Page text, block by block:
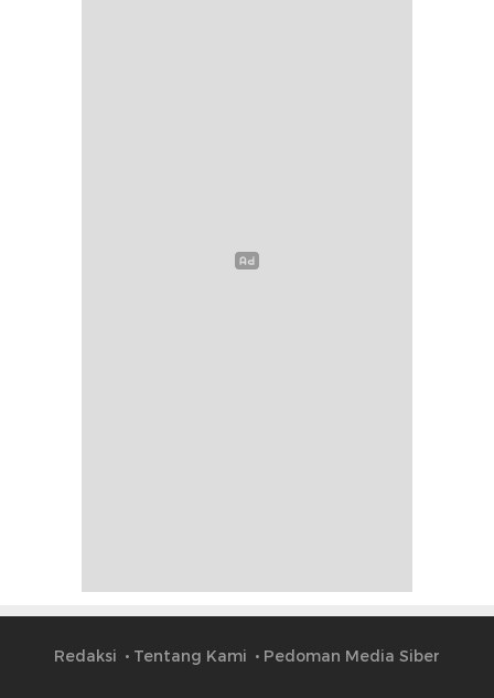
Redaksi Tentang Kami Pedoman Media Siber